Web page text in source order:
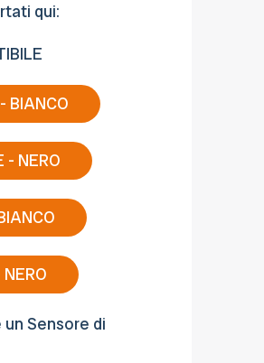
qui:
BIANCO
- NERO
Sensore di